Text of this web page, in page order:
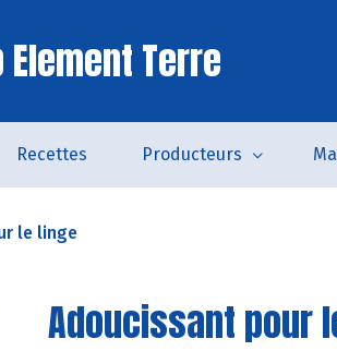
Element Terre
Recettes Producteurs
le linge
Adoucissant pour